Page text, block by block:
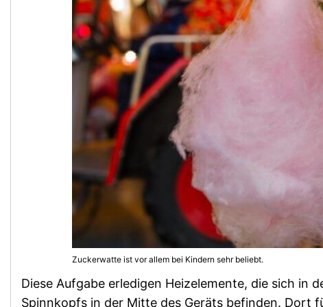
Zuckerwatte ist vor allem bei Kindern sehr beliebt.
Diese Aufgabe erledigen Heizelemente, die sich in
Spinnkopfs in der Mitte des Geräts befinden. Dort